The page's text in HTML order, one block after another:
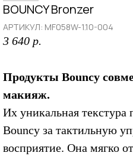
BOUNCY Bronzer
АРТИКУЛ: MF058W-1.10-004
3 640 р.
Продукты Bouncy
макияж.
Их уникальная текстура
Bouncy за тактильную
восприятие. Она мягко